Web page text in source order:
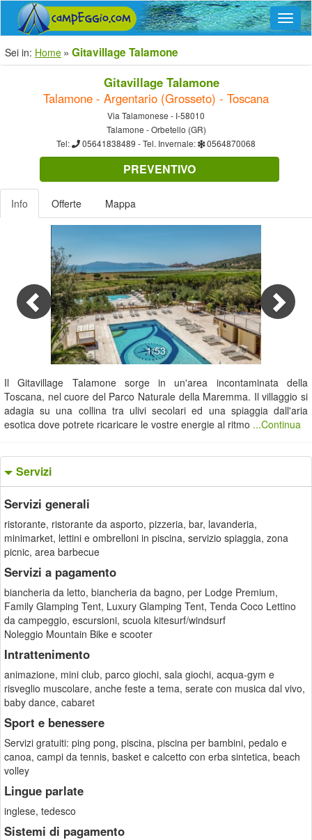
Sei in: Home Gitavillage Talamone
Gitavillage Talamone
Talamone - Argentario (Grosseto) - Toscana
Via Talamonese - I-58010
Talamone - Orbetello (GR)
Tel:
05641838489 - Tel. Invernale: 0564870068
PREVENTIVO
Info Offerte Mappa
1/53
Previous
Il Gitavillage Talamone sorge in un'area incontaminata della
Toscana, nel cuore del Parco Naturale della Maremma. Il villaggio si
adagia su una collina tra ulivi secolari ed una spiaggia dall'aria
esotica dove potrete ricaricare le vostre energie al ritmo ...Continua
Servizi
Servizi generali
ristorante, ristorante da asporto, pizzeria, bar, lavanderia,
minimarket, lettini e ombrelloni in piscina, servizio spiaggia, zona
picnic, area barbecue
Servizi a pagamento
biancheria da letto, biancheria da bagno, per Lodge Premium,
Family Glamping Tent, Luxury Glamping Tent, Tenda Coco Lettino
da campeggio, escursioni, scuola kitesurf/windsurf
Noleggio Mountain Bike e scooter
Intrattenimento
animazione, mini club, parco giochi, sala giochi, acqua-gym e
risveglio muscolare, anche feste a tema, serate con musica dal vivo,
baby dance, cabaret
Sport e benessere
Servizi gratuiti: ping pong, piscina, piscina per bambini, pedalo e
canoa, campi da tennis, basket e calcetto con erba sintetica, beach
volley
Lingue parlate
inglese, tedesco
Sistemi di pagamento